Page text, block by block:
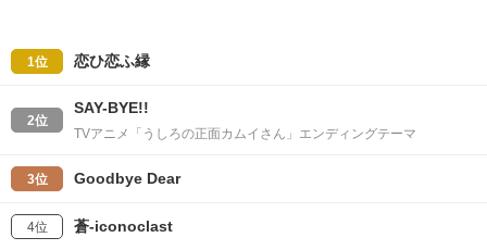
1位 恋ひ恋ふ縁
2位
SAY-BYE!!
TVアニメ「うしろの正面カムイさん」エンディングテーマ
3位 Goodbye Dear
4位 蒼-iconoclast